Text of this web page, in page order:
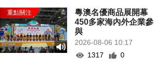
粵澳名優商品展開幕
450多家海內外企業參
與
2026-08-06 10:17
1317
0